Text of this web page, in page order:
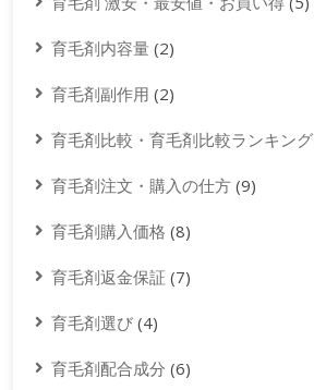
育毛剤内容量 (2)
育毛剤副作用 (2)
育毛剤比較・育毛剤比較ランキング
育毛剤注文・購入の仕方 (9)
育毛剤購入価格 (8)
育毛剤返金保証 (7)
育毛剤選び (4)
育毛剤配合成分 (6)